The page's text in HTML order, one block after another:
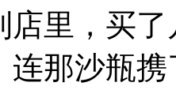
店里，买
连那沙瓶